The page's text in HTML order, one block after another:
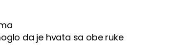
da je hvata sa obe ruke